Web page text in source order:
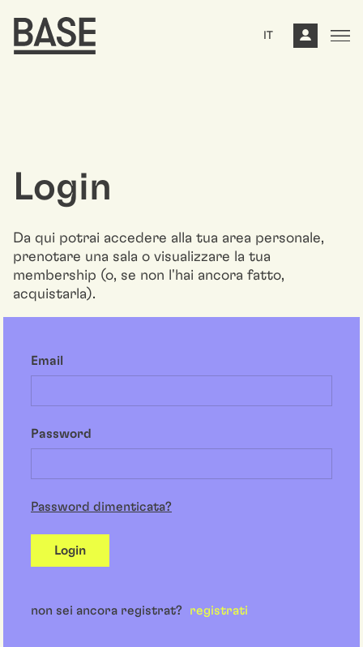
IT
Login
Da qui potrai accedere alla tua area personale,
prenotare una sala o visualizzare la tua
membership (o, se non l'hai ancora fatto,
acquistarla).
Email
Password
Password dimenticata?
Login
non sei ancora registrat? registrati